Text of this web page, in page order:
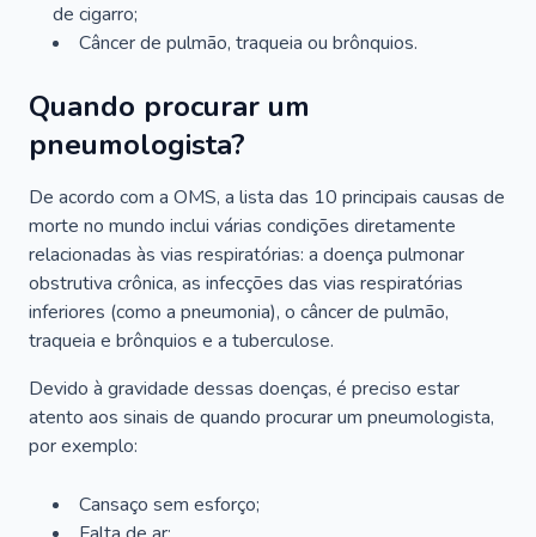
de cigarro;
Câncer de pulmão, traqueia ou brônquios.
Quando procurar um
pneumologista?
De acordo com a OMS, a lista das 10 principais causas de
morte no mundo inclui várias condições diretamente
relacionadas às vias respiratórias: a doença pulmonar
obstrutiva crônica, as infecções das vias respiratórias
inferiores (como a pneumonia), o câncer de pulmão,
traqueia e brônquios e a tuberculose.
Devido à gravidade dessas doenças, é preciso estar
atento aos sinais de quando procurar um pneumologista,
por exemplo:
Cansaço sem esforço;